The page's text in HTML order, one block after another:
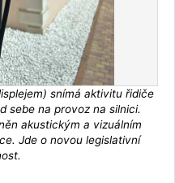
snímá aktivitu řidiče
sebe na provoz na silnici.
akustickým a vizuálním
Jde o novou legislativní